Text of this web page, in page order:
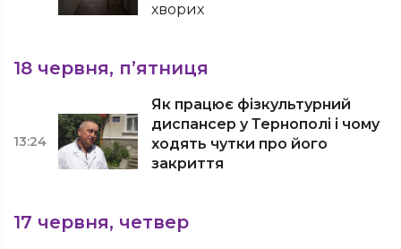
хворих
18 червня, п’ятниця
13:24
Як працює фізкультурний
диспансер у Тернополі і чому
ходять чутки про його
закриття
17 червня, четвер